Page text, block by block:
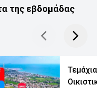
της εβδομάδας